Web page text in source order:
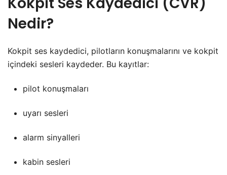
Nedir?
Kokpit ses kaydedici, pilotların konuşmalarını ve kokpit
içindeki sesleri kaydeder. Bu kayıtlar:
pilot konuşmaları
uyarı sesleri
alarm sinyalleri
kabin sesleri